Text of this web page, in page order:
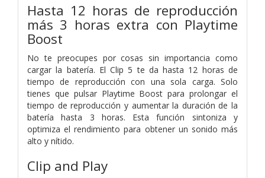
Hasta 12 horas de reproducción
más 3 horas extra con Playtime
Boost
No te preocupes por cosas sin importancia como
cargar la batería. El Clip 5 te da hasta 12 horas de
tiempo de reproducción con una sola carga. Solo
tienes que pulsar Playtime Boost para prolongar el
tiempo de reproducción y aumentar la duración de la
batería hasta 3 horas. Esta función sintoniza y
optimiza el rendimiento para obtener un sonido más
alto y nítido.
Clip and Play